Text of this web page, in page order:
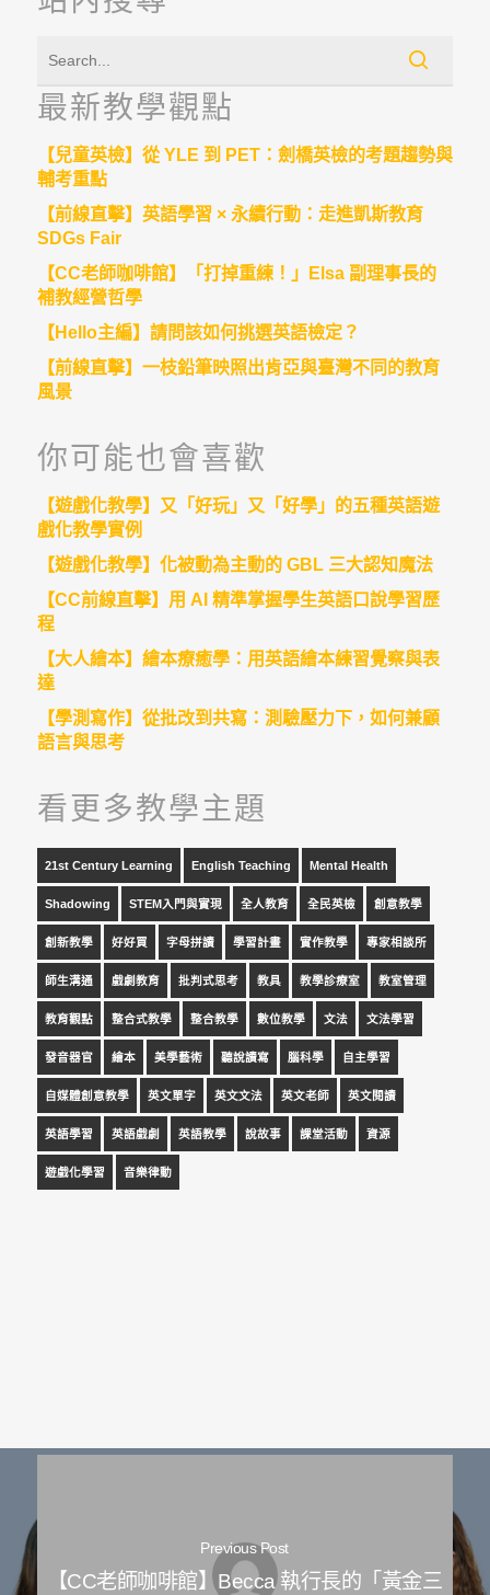
最新教學觀點
【兒童英檢】從 YLE 到 PET：劍橋英檢的考題趨勢與
輔考重點
【前線直擊】英語學習 × 永續行動：走進凱斯教育
SDGs Fair
【CC老師咖啡館】「打掉重練！」Elsa 副理事長的
補教經營哲學
【Hello主編】請問該如何挑選英語檢定？
【前線直擊】一枝鉛筆映照出肯亞與臺灣不同的教育
風景
你可能也會喜歡
【遊戲化教學】又「好玩」又「好學」的五種英語遊
戲化教學實例
【遊戲化教學】化被動為主動的 GBL 三大認知魔法
【CC前線直擊】用 AI 精準掌握學生英語口說學習歷
程
【大人繪本】繪本療癒學：用英語繪本練習覺察與表
達
【學測寫作】從批改到共寫：測驗壓力下，如何兼顧
語言與思考
看更多教學主題
21st Century Learning English Teaching Mental Health
Shadowing STEM入門與實現 全人教育 全民英檢 創意教學
創新教學 好好買 字母拼讀 學習計畫 實作教學 專家相談所
師生溝通 戲劇教育 批判式思考 教具 教學診療室 教室管理
教育觀點 整合式教學 整合教學 數位教學 文法 文法學習
發音器官 繪本 美學藝術 聽說讀寫 腦科學 自主學習
自媒體創意教學 英文單字 英文文法 英文老師 英文閱讀
英語學習 英語戲劇 英語教學 說故事 課堂活動 資源
遊戲化學習 音樂律動
Previous Post
【CC老師咖啡館】Becca 執行長的「黃金三